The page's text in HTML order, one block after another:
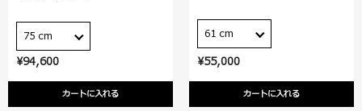
¥94,600
カートに入れる
75 cm
¥55,000
カートに入れる
61 cm